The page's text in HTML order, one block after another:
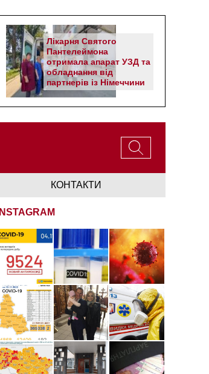
Лікарня Святого
Пантелеймона
отримала апарат УЗД та
обладнання від
партнерів із Німеччини
КОНТАКТИ
INSTAGRAM